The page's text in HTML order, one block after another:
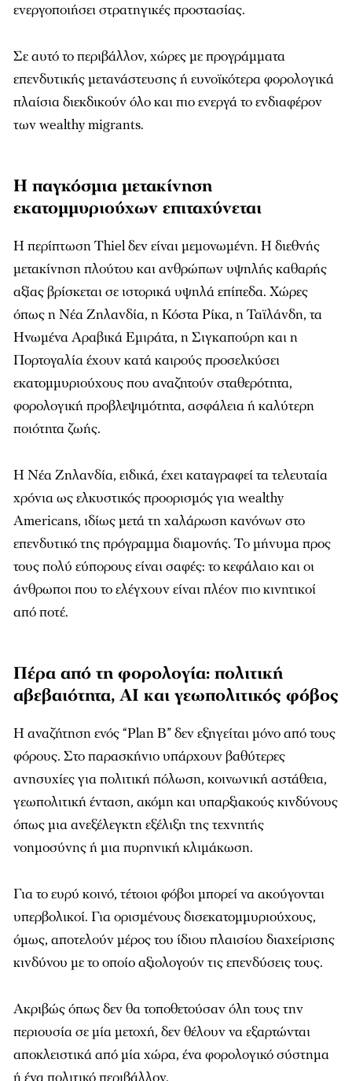
ενεργοποιήσει στρατηγικές προστασίας.
Σε αυτό το περιβάλλον, χώρες με προγράμματα
επενδυτικής μετανάστευσης ή ευνοϊκότερα φορολογικά
πλαίσια διεκδικούν όλο και πιο ενεργά το ενδιαφέρον
των wealthy migrants.
Η παγκόσμια μετακίνηση
εκατομμυριούχων επιταχύνεται
Η περίπτωση Thiel δεν είναι μεμονωμένη. Η διεθνής
μετακίνηση πλούτου και ανθρώπων υψηλής καθαρής
αξίας βρίσκεται σε ιστορικά υψηλά επίπεδα. Χώρες
όπως η Νέα Ζηλανδία, η Κόστα Ρίκα, η Ταϊλάνδη, τα
Ηνωμένα Αραβικά Εμιράτα, η Σιγκαπούρη και η
Πορτογαλία έχουν κατά καιρούς προσελκύσει
εκατομμυριούχους που αναζητούν σταθερότητα,
φορολογική προβλεψιμότητα, ασφάλεια ή καλύτερη
ποιότητα ζωής.
Η Νέα Ζηλανδία, ειδικά, έχει καταγραφεί τα τελευταία
χρόνια ως ελκυστικός προορισμός για wealthy
Americans, ιδίως μετά τη χαλάρωση κανόνων στο
επενδυτικό της πρόγραμμα διαμονής. Το μήνυμα προς
τους πολύ εύπορους είναι σαφές: το κεφάλαιο και οι
άνθρωποι που το ελέγχουν είναι πλέον πιο κινητικοί
από ποτέ.
Πέρα από τη φορολογία: πολιτική
αβεβαιότητα, AI και γεωπολιτικός φόβος
Η αναζήτηση ενός “Plan B” δεν εξηγείται μόνο από τους
φόρους. Στο παρασκήνιο υπάρχουν βαθύτερες
ανησυχίες για πολιτική πόλωση, κοινωνική αστάθεια,
γεωπολιτική ένταση, ακόμη και υπαρξιακούς κινδύνους
όπως μια ανεξέλεγκτη εξέλιξη της τεχνητής
νοημοσύνης ή μια πυρηνική κλιμάκωση.
Για το ευρύ κοινό, τέτοιοι φόβοι μπορεί να ακούγονται
υπερβολικοί. Για ορισμένους δισεκατομμυριούχους,
όμως, αποτελούν μέρος του ίδιου πλαισίου διαχείρισης
κινδύνου με το οποίο αξιολογούν τις επενδύσεις τους.
Ακριβώς όπως δεν θα τοποθετούσαν όλη τους την
περιουσία σε μία μετοχή, δεν θέλουν να εξαρτώνται
αποκλειστικά από μία χώρα, ένα φορολογικό σύστημα